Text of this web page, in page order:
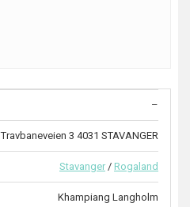
–
Travbaneveien 3 4031 STAVANGER
Stavanger / Rogaland
Khampiang Langholm